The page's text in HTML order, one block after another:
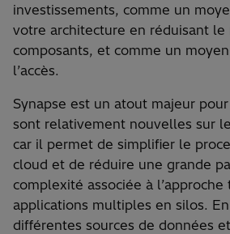
investissements, comme un
votre architecture en réduisant le
composants, et comme un
l’accès.
Synapse est un atout majeur
sont relativement nouvelles sur
car il permet de simplifier le
cloud et de réduire une grande
complexité associée à
applications multiples en silos.
différentes sources de données